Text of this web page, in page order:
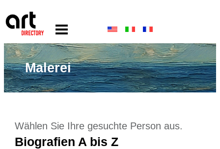
Malerei
Wählen Sie Ihre gesuchte Person aus.
Biografien A bis Z